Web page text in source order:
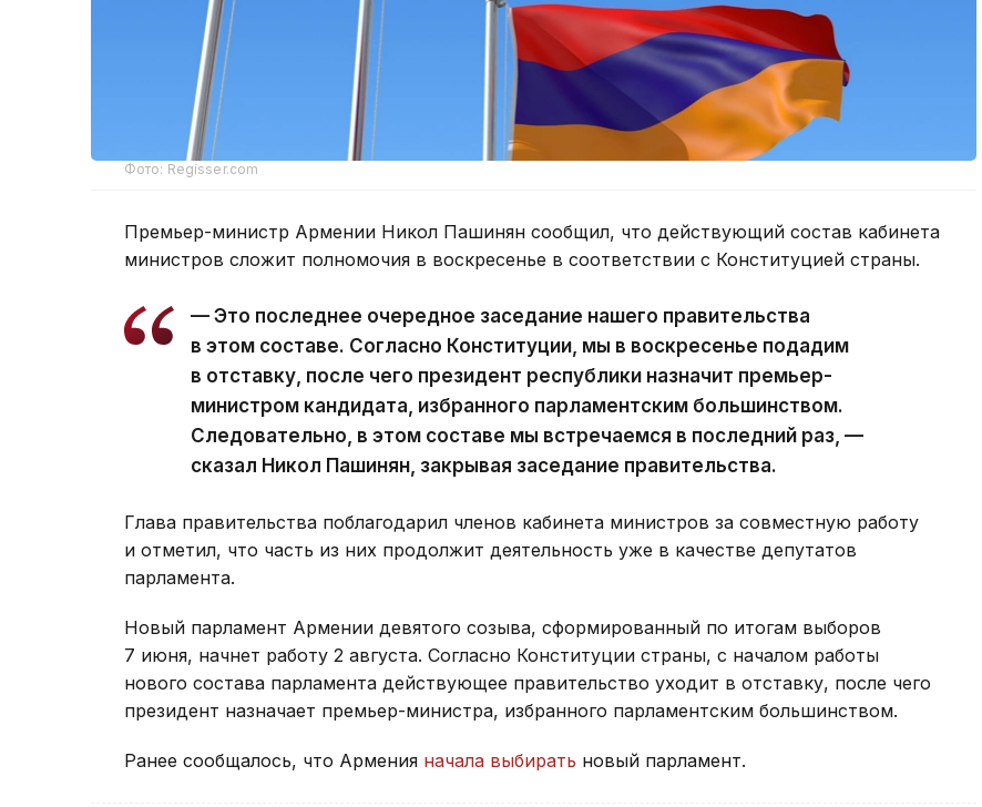
Фото: Regisser.com
Премьер-министр Армении Никол Пашинян сообщил, что действующий состав кабинета
министров сложит полномочия в воскресенье в соответствии с Конституцией страны.
— Это последнее очередное заседание нашего правительства
в этом составе. Согласно Конституции, мы в воскресенье подадим
в отставку, после чего президент республики назначит премьер-
министром кандидата, избранного парламентским большинством.
Следовательно, в этом составе мы встречаемся в последний раз, —
сказал Никол Пашинян, закрывая заседание правительства.
Глава правительства поблагодарил членов кабинета министров за совместную работу
и отметил, что часть из них продолжит деятельность уже в качестве депутатов
парламента.
Новый парламент Армении девятого созыва, сформированный по итогам выборов
7 июня, начнет работу 2 августа. Согласно Конституции страны, с началом работы
нового состава парламента действующее правительство уходит в отставку, после чего
президент назначает премьер-министра, избранного парламентским большинством.
Ранее сообщалось, что Армения начала выбирать новый парламент.